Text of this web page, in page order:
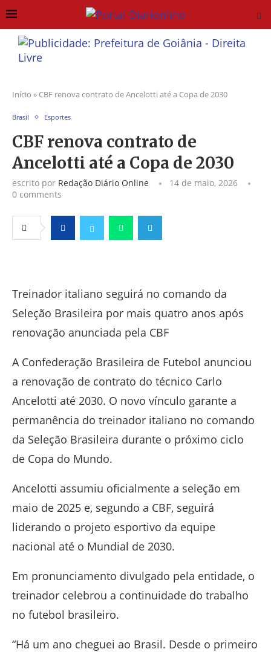
Início » CBF renova contrato de Ancelotti até a Copa de 2030
Brasil Esportes
CBF renova contrato de
Ancelotti até a Copa de 2030
escrito por Redação Diário Online
14 de maio, 2026
0 comments
Treinador italiano seguirá no comando da
Seleção Brasileira por mais quatro anos após
renovação anunciada pela CBF
A Confederação Brasileira de Futebol anunciou
a renovação de contrato do técnico Carlo
Ancelotti até 2030. O novo vínculo garante a
permanência do treinador italiano no comando
da Seleção Brasileira durante o próximo ciclo
de Copa do Mundo.
Ancelotti assumiu oficialmente a seleção em
maio de 2025 e, segundo a CBF, seguirá
liderando o projeto esportivo da equipe
nacional até o Mundial de 2030.
Em pronunciamento divulgado pela entidade, o
treinador celebrou a continuidade do trabalho
no futebol brasileiro.
“Há um ano cheguei ao Brasil. Desde o primeiro